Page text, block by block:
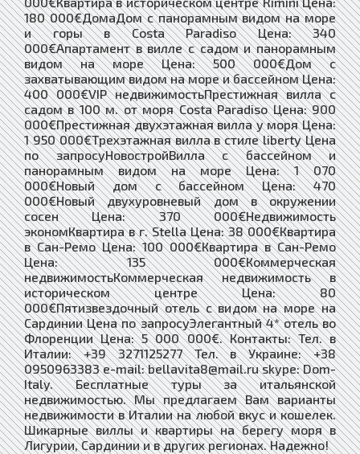
180 000€ДомаДом с панорамным видом на море
и горы в Costa Paradiso Цена: 340
000€Апартамент в вилле с садом и панорамным
видом на море Цена: 500 000€Дом с
захватывающим видом на море и бассейном Цена:
400 000€VIP недвижимостьПрестижная вилла с
садом в 100 м. от моря Costa Paradiso Цена: 900
000€Престижная двухэтажная вилла у моря Цена:
1 950 000€Трехэтажная вилла в стиле liberty Цена
по запросуНовостройВилла с бассейном и
панорамным видом на море Цена: 1 070
000€Новый дом с бассейном Цена: 470
000€Новый двухуровневый дом в окружении
сосен Цена: 370 000€Недвижимость
экономКвартира в г. Stella Цена: 38 000€Квартира
в Сан-Ремо Цена: 100 000€Квартира в Сан-Ремо
Цена: 135 000€Коммерческая
недвижимостьКоммерческая недвижимость в
историческом центре Цена: 80
000€Пятизвездочный отель с видом на море на
Сардинии Цена по запросуЭлегантный 4* отель во
Флоренции Цена: 5 000 000€. Контакты: Тел. в
Италии: +39 3271125277 Тел. в Украине: +38
0950963383 e-mail: bellavita8@mail.ru skype: Dom-
Italy. Бесплатные туры за итальянской
недвижимостью. Мы предлагаем Вам варианты
недвижимости в Италии на любой вкус и кошелек.
Шикарные виллы и квартиры на берегу моря в
Лигурии, Сардинии и в других регионах. Надежно!